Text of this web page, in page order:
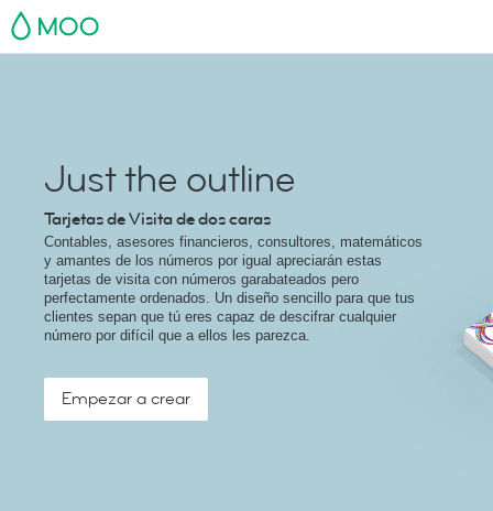
MOO
Just the outline
Tarjetas de Visita de dos caras
Contables, asesores financieros, consultores, matemáticos
y amantes de los números por igual apreciarán estas
tarjetas de visita con números garabateados pero
perfectamente ordenados. Un diseño sencillo para que tus
clientes sepan que tú eres capaz de descifrar cualquier
número por difícil que a ellos les parezca.
Empezar a crear